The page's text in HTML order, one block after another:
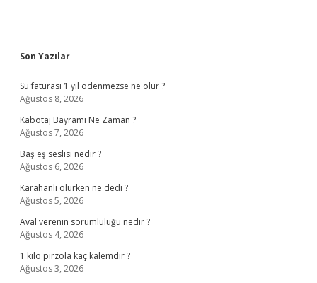
Sidebar
Son Yazılar
Su faturası 1 yıl ödenmezse ne olur ?
Ağustos 8, 2026
Kabotaj Bayramı Ne Zaman ?
Ağustos 7, 2026
Baş eş seslisi nedir ?
Ağustos 6, 2026
Karahanlı ölürken ne dedi ?
Ağustos 5, 2026
Aval verenin sorumluluğu nedir ?
Ağustos 4, 2026
1 kilo pirzola kaç kalemdir ?
Ağustos 3, 2026